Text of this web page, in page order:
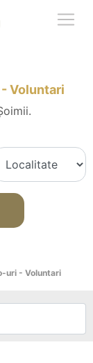
Voluntari
uri - Voluntari